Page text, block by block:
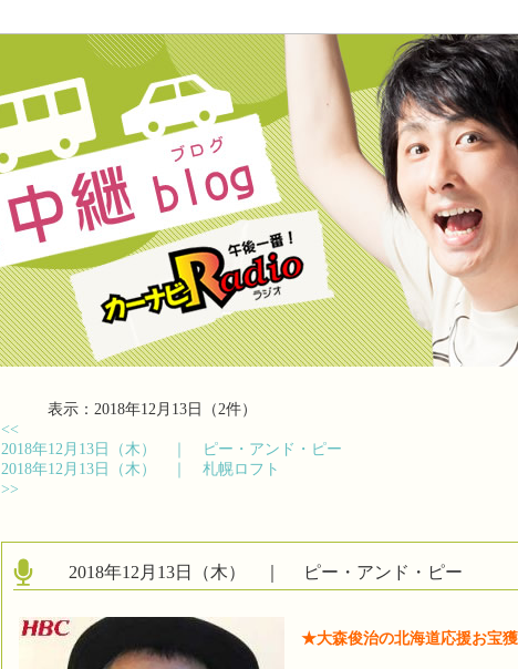
表示：2018年12月13日（2件）
<<
2018年12月13日（木） ｜
ピー・アンド・ピー
2018年12月13日（木） ｜ 札幌ロフト
>>
2018年12月13日（木） ｜ ピー・アンド・ピー
★大森俊治の北海道応援お宝